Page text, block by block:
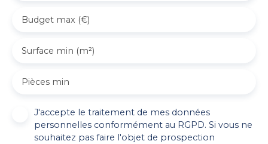
Budget max (€)
Surface min (m²)
Pièces min
J'accepte le traitement de mes données
personnelles conformément au RGPD. Si vous ne
souhaitez pas faire l'objet de prospection